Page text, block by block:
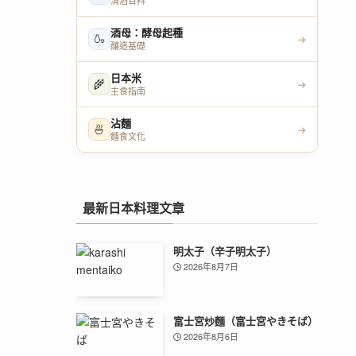
🍶 酒母：酵母起種
釀造基礎
→
🌾 日本米
主食指南
→
🍜 沾麵
麵食文化
→
最新日本料理文章
明太子（辛子明太子）
2026年8月7日
富士宮炒麵（富士宮やきそば）
2026年8月6日